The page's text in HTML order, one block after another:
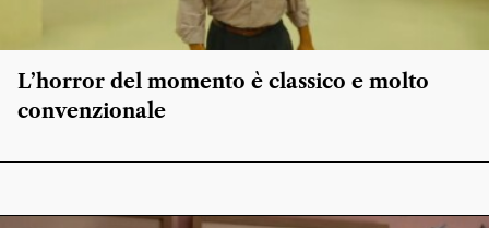
L’horror del momento è classico e molto
convenzionale